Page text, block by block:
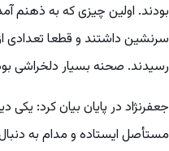
بودند. اولین چیزی که به ذهنم
سرنشین داشتند و قطعا تعدادی
رسیدند. صحنه بسیار دلخراشی
جعفرنژاد در پایان بیان کرد: یکی